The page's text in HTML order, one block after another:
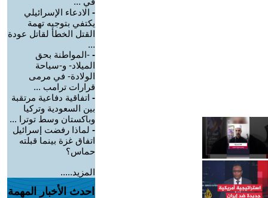
- الادعاء الإسرائيلي
يكتفي بتوجيه تهمة
القتل الخطأ لقاتل عودة
...
- -المواطنة بحق
الميلاد- و-سياحة
الولادة- في مرمى
قرارات ترامب ...
- اتفاقية دفاعية مرتقبة
بين السعودية وتركيا
وباكستان وسط توترا ...
- لماذا رفضت إسرائيل
اتفاق غزة بينما قبلته
حماس؟
المزيد.....
احدث الأخبار المهمة